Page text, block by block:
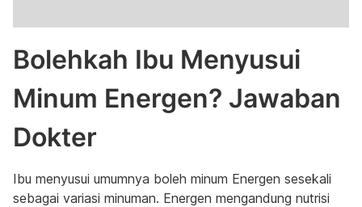
Bolehkah Ibu Menyusui
Minum Energen? Jawaban
Dokter
Ibu menyusui umumnya boleh minum Energen sesekali
sebagai variasi minuman. Energen mengandung nutrisi